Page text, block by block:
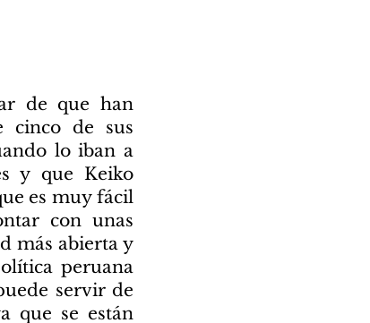
de que han
cinco de sus
lo iban a
y que Keiko
es muy fácil
con unas
más abierta y
peruana
servir de
que se están